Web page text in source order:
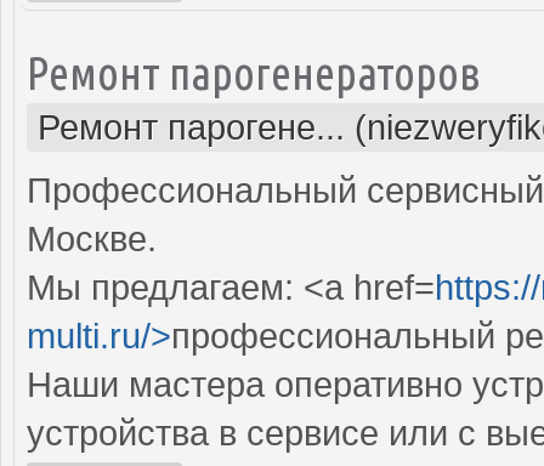
Ремонт парогенераторов
Ремонт парогене...
Профессиональный
Москве.
Мы предлагаем: <a href=
multi.ru/>профессиональный
Наши мастера оперативно
устройства в сервисе или с